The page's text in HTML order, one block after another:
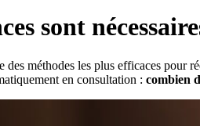
sont
des méthodes les plus efficaces
en consultation : combien